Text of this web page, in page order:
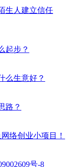
生人建立信任
起步？
么生意好？
路？
络创业小项目！
号-8